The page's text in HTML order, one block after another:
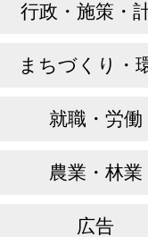
行政・施策・
まちづくり・
就職・労働
農業・林業
広告